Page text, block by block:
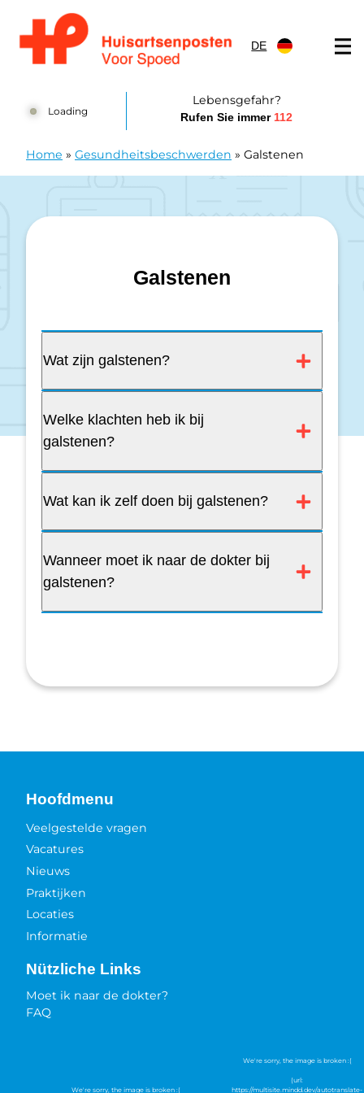
DE
Loading
Lebensgefahr?
Rufen Sie immer 112
Home » Gesundheitsbeschwerden » Galstenen
Galstenen
Wat zijn galstenen?
Welke klachten heb ik bij
galstenen?
Wat kan ik zelf doen bij galstenen?
Wanneer moet ik naar de dokter bij
galstenen?
Hoofdmenu
Veelgestelde vragen
Vacatures
Nieuws
Praktijken
Locaties
Informatie
Nützliche Links
Moet ik naar de dokter?
FAQ